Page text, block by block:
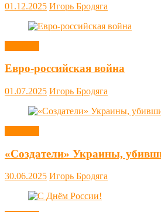
01.12.2025 Игорь Бродяга
Евро-российская война
01.07.2025 Игорь Бродяга
«Создатели» Украины,
30.06.2025 Игорь Бродяга